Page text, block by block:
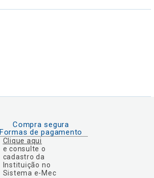
Compra segura
Formas de pagamento
Clique aqui
e consulte o
cadastro da
Instituição no
Sistema e-Mec